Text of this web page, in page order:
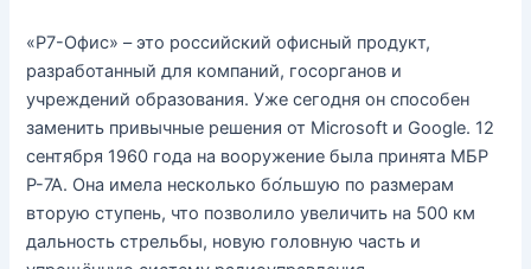
«Р7-Офис» – это российский офисный продукт,
разработанный для компаний, госорганов и
учреждений образования. Уже сегодня он способен
заменить привычные решения от Microsoft и Google. 12
сентября 1960 года на вооружение была принята МБР
Р-7А. Она имела несколько бо́льшую по размерам
вторую ступень, что позволило увеличить на 500 км
дальность стрельбы, новую головную часть и